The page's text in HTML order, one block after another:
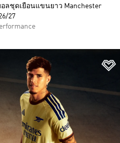
ลชุดเยือนแขนยาว Manchester
27